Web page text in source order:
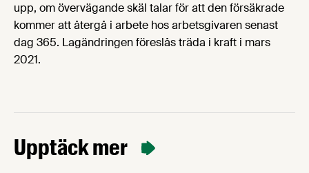
upp, om övervägande skäl talar för att den försäkrade
kommer att återgå i arbete hos arbetsgivaren senast
dag 365. Lagändringen föreslås träda i kraft i mars
2021.
Upptäck mer